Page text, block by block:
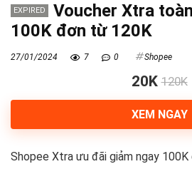
EXPIRED
Voucher Xtra
100K đơn từ 120K
27/01/2024 7 0 Shopee
20K 120K
XEM NGAY
Shopee Xtra ưu đãi giảm ngay